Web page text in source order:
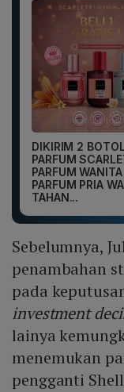
DIKIRIM 2
PARFUM
PARFUM WANITA
PARFUM PRIA
TAHAN...
Sebelumnya,
penambahan
pada
investment
lainya
menemukan
pengganti